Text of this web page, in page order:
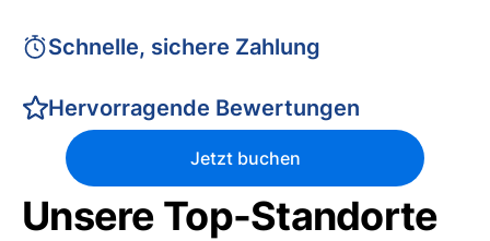
Schnelle, sichere Zahlung
Hervorragende Bewertungen
Jetzt buchen
Unsere Top-Standorte